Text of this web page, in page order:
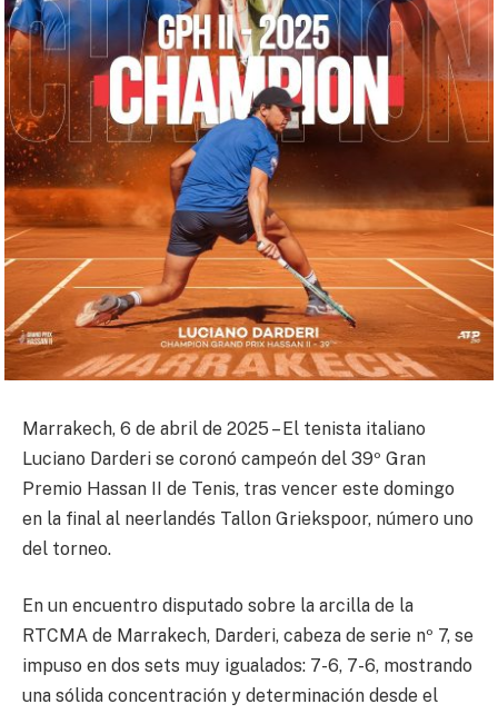
Marrakech, 6 de abril de 2025 – El tenista italiano
Luciano Darderi se coronó campeón del 39º Gran
Premio Hassan II de Tenis, tras vencer este domingo
en la final al neerlandés Tallon Griekspoor, número uno
del torneo.
En un encuentro disputado sobre la arcilla de la
RTCMA de Marrakech, Darderi, cabeza de serie nº 7, se
impuso en dos sets muy igualados: 7-6, 7-6, mostrando
una sólida concentración y determinación desde el